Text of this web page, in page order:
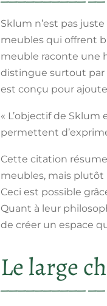
Sklum n’est pas
meubles qui offrent
meuble raconte une
distingue surtout par
est conçu pour
« L’objectif de
permettent
Cette citation
meubles, mais plutôt
Ceci est possible
Quant à leur
de créer un espace
Le large